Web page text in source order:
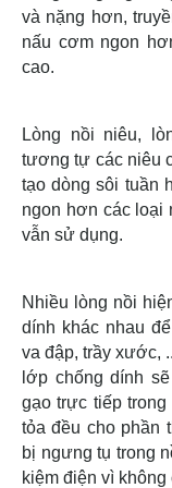
và nặng hơn,
nấu cơm ngon
cao.
Lòng nồi niêu,
tương tự các niêu
tạo dòng sôi tuần
ngon hơn các loại
vẫn sử dụng.
Nhiều lòng nồi
dính khác nhau
va đập, trầy xước,
lớp chống dính
gạo trực tiếp
tỏa đều cho phần
bị ngưng tụ trong
kiệm điện vì